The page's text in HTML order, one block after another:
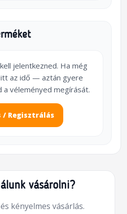
jelentkezned. Ha még
az idő — aztán gyere
a véleményed megírását.
/ Regisztrálás
vásárolni?
kényelmes vásárlás.